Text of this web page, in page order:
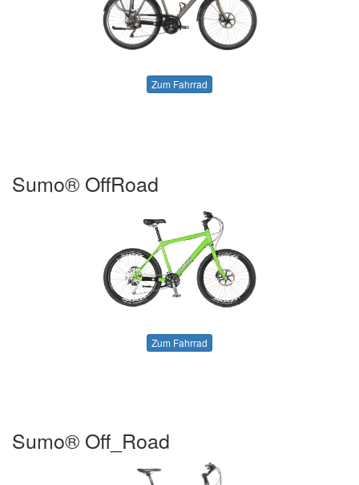
Zum Fahrrad
Sumo® OffRoad
Zum Fahrrad
Sumo® Off_Road